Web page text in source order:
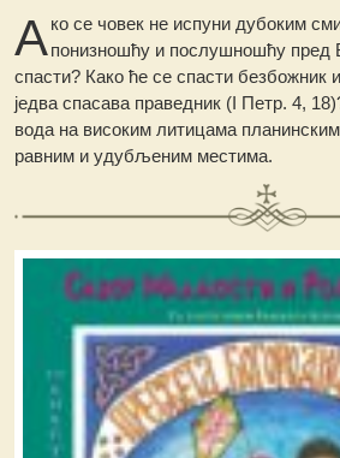
Ако се човек не испуни дубоким
понизношћу и послушношћу пред
спасти? Како ће се спасти безбожник
једва спасава праведник (I Петр. 4,
вода на високим литицама
равним и удубљеним местима.